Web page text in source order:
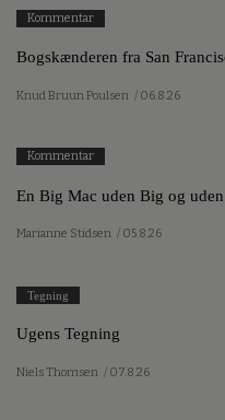
Kommentar
Bogskænderen fra San
Knud Bruun Poulsen / 06.8.26
Kommentar
En Big Mac uden Big og
Marianne Stidsen / 05.8.26
Tegning
Ugens Tegning
Niels Thomsen / 07.8.26